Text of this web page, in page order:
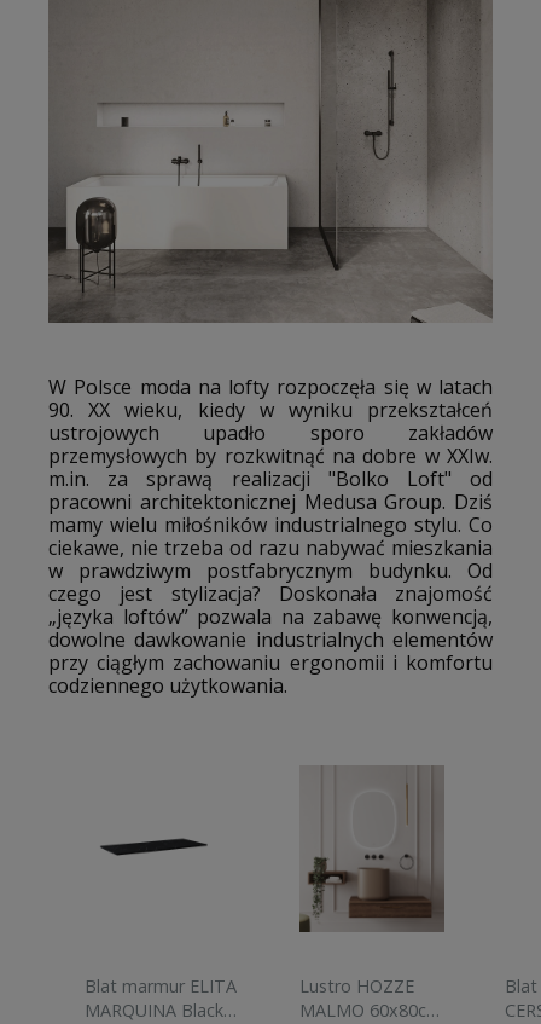
W Polsce moda na lofty rozpoczęła się w latach
90. XX wieku, kiedy w wyniku przekształceń
ustrojowych upadło sporo zakładów
przemysłowych by rozkwitnąć na dobre w XXIw.
m.in. za sprawą realizacji "Bolko Loft" od
pracowni architektonicznej Medusa Group. Dziś
mamy wielu miłośników industrialnego stylu. Co
ciekawe, nie trzeba od razu nabywać mieszkania
w prawdziwym postfabrycznym budynku. Od
czego jest stylizacja? Doskonała znajomość
„języka loftów” pozwala na zabawę konwencją,
dowolne dawkowanie industrialnych elementów
przy ciągłym zachowaniu ergonomii i komfortu
codziennego użytkowania.
Blat marmur ELITA
MARQUINA Black
Lustro HOZZE
MALMO 60x80cm
Blat